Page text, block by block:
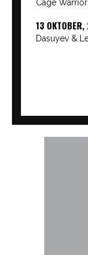
Cage
13
Dasuyev &